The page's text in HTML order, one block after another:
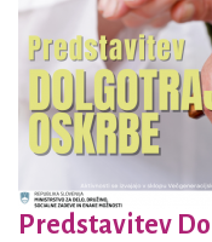
Predstavitev